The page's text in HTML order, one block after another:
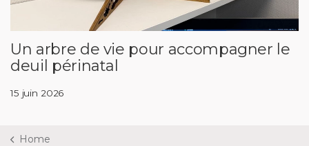
Un arbre de vie pour accompagner le
deuil périnatal
15 juin 2026
Home